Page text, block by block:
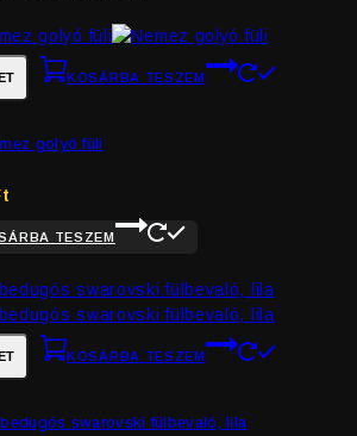
KOSÁRBA TESZEM
golyó füli
TESZEM
KOSÁRBA TESZEM
swarovski fülbevaló, lila